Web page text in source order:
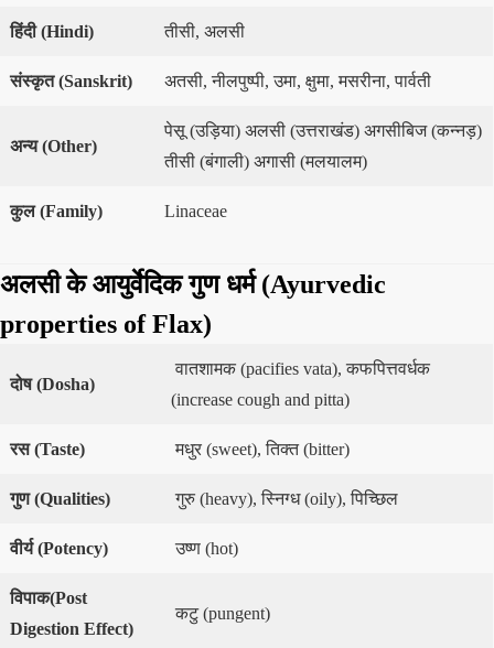
हिंदी (Hindi) तीसी, अलसी
संस्कृत (Sanskrit) अतसी, नीलपुष्पी, उमा, क्षुमा, मसरीना, पार्वती
अन्य (Other)
पेसू (उड़िया) अलसी (उत्तराखंड) अगसीबिज (कन्नड़)
तीसी (बंगाली) अगासी (मलयालम)
कुल (Family) Linaceae
अलसी के आयुर्वेदिक गुण धर्म (Ayurvedic
properties of Flax)
दोष (Dosha)
वातशामक (pacifies vata), कफपित्तवर्धक
(increase cough and pitta)
रस(Taste) मधुर (sweet), तिक्त (bitter)
गुण(Qualities) गुरु (heavy), स्निग्ध (oily), पिच्छिल
वीर्य(Potency) उष्ण (hot)
विपाक(Post
Digestion Effect)
कटु (pungent)